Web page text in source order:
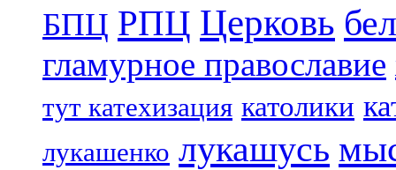
БПЦ РПЦ Церковь
гламурное православие
тут катехизация католики
лукашенко лукашусь